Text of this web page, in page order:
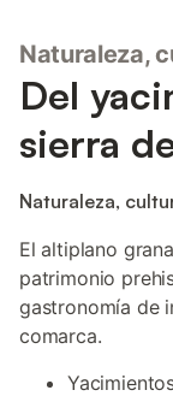
Naturaleza,
Del
sierra
Naturaleza,
El altiplano
patrimonio
gastronomía de
comarca.